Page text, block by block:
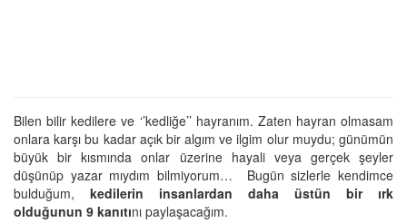
Bilen bilir kedilere ve ‘’kedliğe’’ hayranım. Zaten hayran olmasam
onlara karşı bu kadar açık bir algım ve ilgim olur muydu; günümün
büyük bir kısmında onlar üzerine hayali veya gerçek şeyler
düşünüp yazar mıydım bilmiyorum… Bugün sizlerle kendimce
bulduğum, kedilerin insanlardan daha üstün bir ırk
olduğunun 9 kanıtını paylaşacağım.